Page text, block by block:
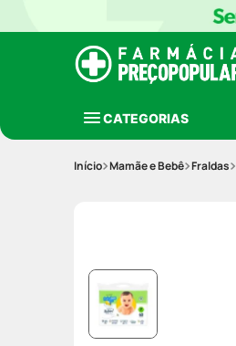
CATEGORIAS
Mamãe e Bebê Fraldas